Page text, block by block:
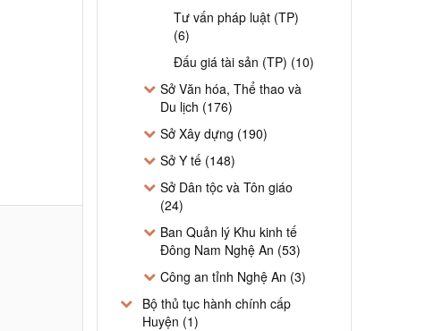
Tư vấn pháp luật (TP)
(6)
Đấu giá tài sản (TP) (10)
Sở Văn hóa, Thể thao và
Du lịch (176)
Sở Xây dựng (190)
Sở Y tế (148)
Sở Dân tộc và Tôn giáo
(24)
Ban Quản lý Khu kinh tế
Đông Nam Nghệ An (53)
Công an tỉnh Nghệ An (3)
Bộ thủ tục hành chính cấp
Huyện (1)